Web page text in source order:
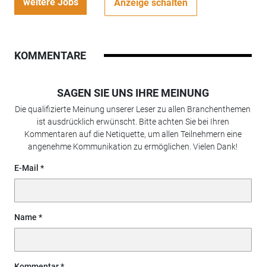
Anzeige schalten
KOMMENTARE
SAGEN SIE UNS IHRE MEINUNG
Die qualifizierte Meinung unserer Leser zu allen Branchenthemen
ist ausdrücklich erwünscht. Bitte achten Sie bei Ihren
Kommentaren auf die Netiquette, um allen Teilnehmern eine
angenehme Kommunikation zu ermöglichen. Vielen Dank!
E-Mail
Name